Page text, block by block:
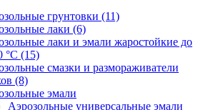
грунтовки (11)
лаки (6)
лаки и эмали жаростойкие до
°С (15)
смазки и размораживатели
(8)
эмали
Аэрозольные универсальные эмали